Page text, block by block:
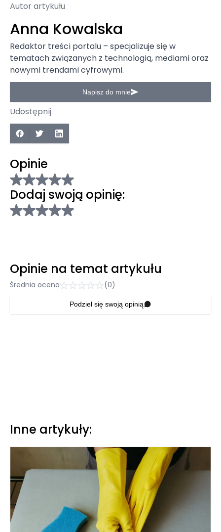
Autor artykułu
Anna Kowalska
Redaktor treści portalu – specjalizuje się w
tematach związanych z technologią, mediami oraz
nowymi trendami cyfrowymi.
Napisz do mnie
Udostępnij
Opinie
Dodaj swoją opinię:
Opinie na temat artykułu
Średnia ocena (0)
Podziel się swoją opinią
Inne artykuły: